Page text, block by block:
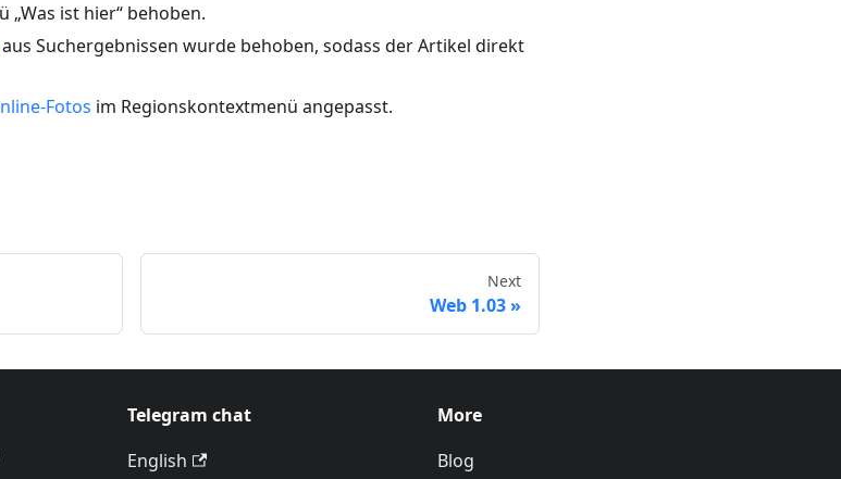
„Was ist hier“ behoben.
aus Suchergebnissen wurde behoben, sodass der Artikel direkt
Fotos im Regionskontextmenü angepasst.
Next
Web 1.03
Telegram chat
English
More
Blog